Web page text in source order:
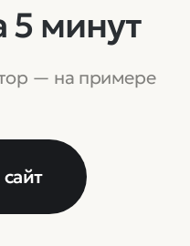
5 минут
— на примере